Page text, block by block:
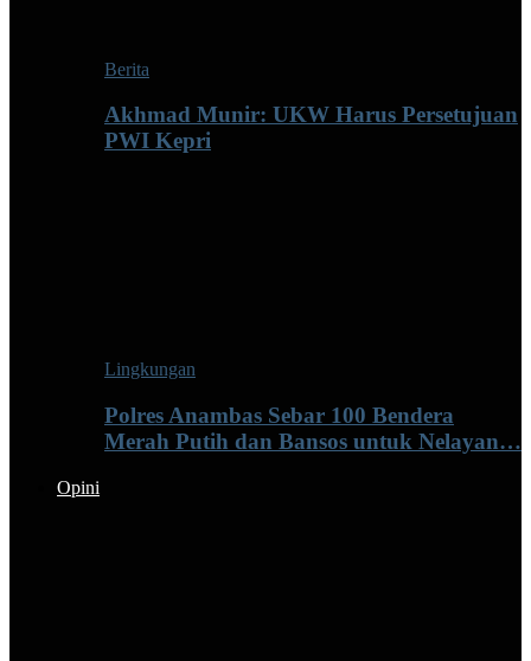
Berita
Akhmad Munir: UKW Harus Persetujuan
PWI Kepri
Lingkungan
Polres Anambas Sebar 100 Bendera
Merah Putih dan Bansos untuk Nelayan…
Opini